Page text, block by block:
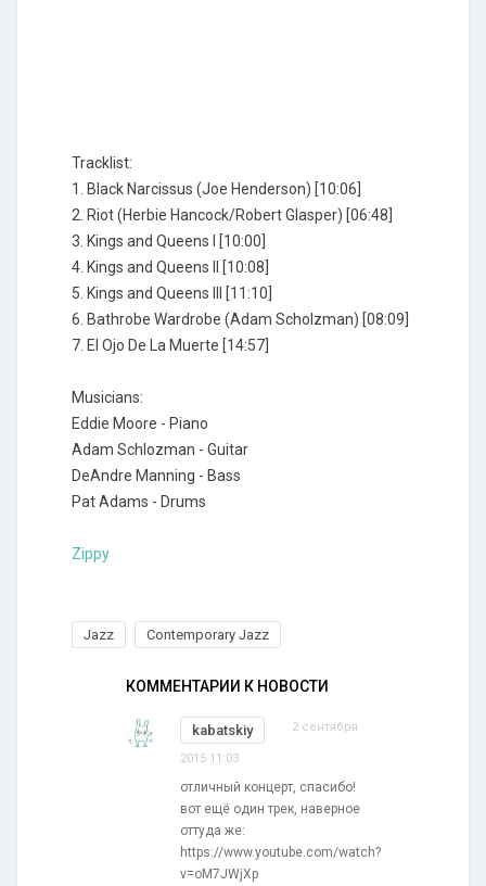
Tracklist:
1. Black Narcissus (Joe Henderson) [10:06]
2. Riot (Herbie Hancock/Robert Glasper) [06:48]
3. Kings and Queens I [10:00]
4. Kings and Queens II [10:08]
5. Kings and Queens III [11:10]
6. Bathrobe Wardrobe (Adam Scholzman) [08:09]
7. El Ojo De La Muerte [14:57]
Musicians:
Eddie Moore - Piano
Adam Schlozman - Guitar
DeAndre Manning - Bass
Pat Adams - Drums
Zippy
Jazz Contemporary Jazz
КОММЕНТАРИИ К НОВОСТИ
kabatskiy 2 сентября
2015 11:03
отличный концерт, спасибо!
вот ещё один трек, наверное
оттуда же:
https://www.youtube.com/watch?
v=oM7JWjXp